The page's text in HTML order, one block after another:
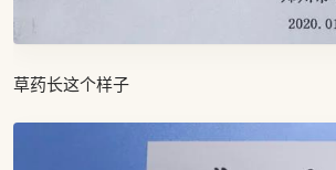
草药长这个样子